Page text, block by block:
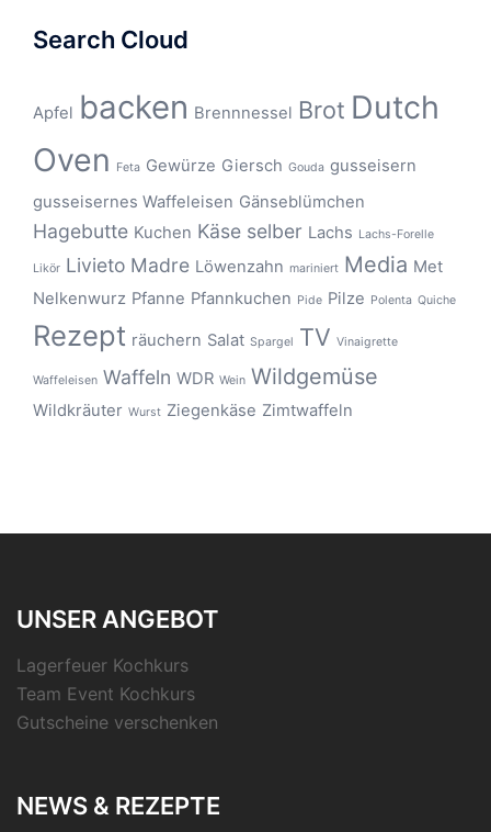
Search Cloud
Apfel backen Brennnessel Brot Dutch
Oven
Feta Gewürze Giersch Gouda gusseisern
gusseisernes Waffeleisen Gänseblümchen
Hagebutte Kuchen Käse selber Lachs Lachs-Forelle
Likör Livieto Madre Löwenzahn mariniert Media Met
Nelkenwurz Pfanne Pfannkuchen Pide Pilze Polenta Quiche
Rezept räuchern Salat Spargel TV Vinaigrette
Waffeleisen Waffeln WDR Wein Wildgemüse
Wildkräuter Wurst Ziegenkäse Zimtwaffeln
UNSER ANGEBOT
Lagerfeuer Kochkurs
Team Event Kochkurs
Gutscheine verschenken
NEWS & REZEPTE